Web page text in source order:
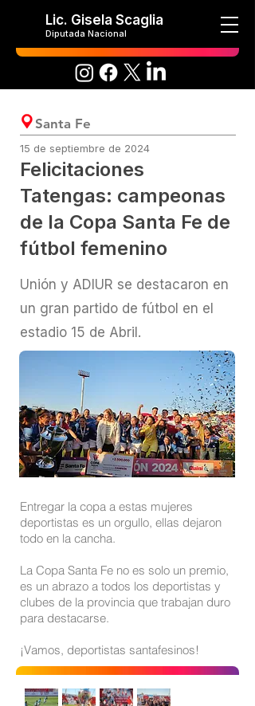
Lic. Gisela Scaglia
Diputada Nacional
Santa Fe
15 de septiembre de 2024
Felicitaciones
Tatengas: campeonas
de la Copa Santa Fe de
fútbol femenino
Unión y ADIUR se destacaron en
un gran partido de fútbol en el
estadio 15 de Abril.
Entregar la copa a estas mujeres
deportistas es un orgullo, ellas dejaron
todo en la cancha.
La Copa Santa Fe no es solo un premio,
es un abrazo a todos los deportistas y
clubes de la provincia que trabajan duro
para destacarse.
¡Vamos, deportistas santafesinos!